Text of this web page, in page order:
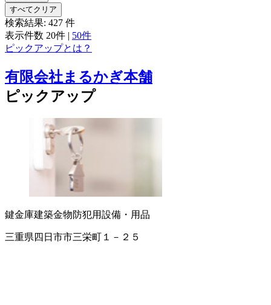
すべてクリア
検索結果: 427 件
表示件数 20件 | 50件
ピックアップとは？
有限会社まるかぎ本舗
ピックアップ
鍵金庫建築金物防犯用設備・用品
三重県四日市市三栄町１－２５